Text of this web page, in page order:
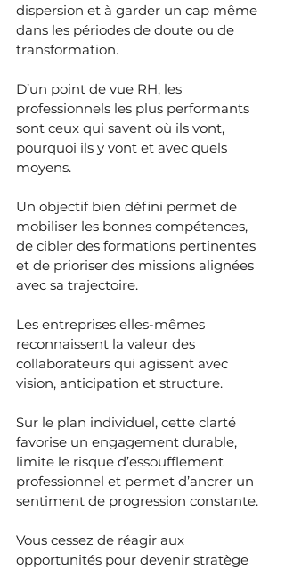
dispersion et à garder un cap même
dans les périodes de doute ou de
transformation.
D’un point de vue RH, les
professionnels les plus performants
sont ceux qui savent où ils vont,
pourquoi ils y vont et avec quels
moyens.
Un objectif bien défini permet de
mobiliser les bonnes compétences,
de cibler des formations pertinentes
et de prioriser des missions alignées
avec sa trajectoire.
Les entreprises elles-mêmes
reconnaissent la valeur des
collaborateurs qui agissent avec
vision, anticipation et structure.
Sur le plan individuel, cette clarté
favorise un engagement durable,
limite le risque d’essoufflement
professionnel et permet d’ancrer un
sentiment de progression constante.
Vous cessez de réagir aux
opportunités pour devenir stratège